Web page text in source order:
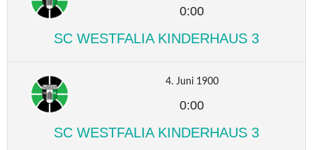
0:00
SC WESTFALIA KINDERHAUS 3
4. Juni 1900
0:00
SC WESTFALIA KINDERHAUS 3